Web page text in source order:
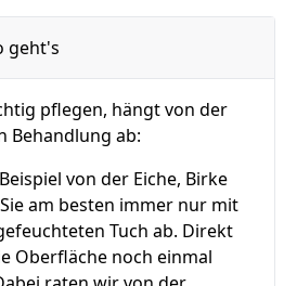
geht's
pflegen, hängt von der
Behandlung ab:
von der Eiche, Birke
am besten immer nur mit
Tuch ab. Direkt
Oberfläche noch einmal